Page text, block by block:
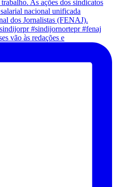
vão às redações e